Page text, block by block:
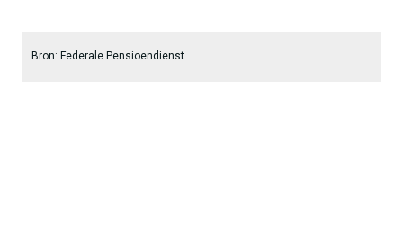
Bron: Federale Pensioendienst